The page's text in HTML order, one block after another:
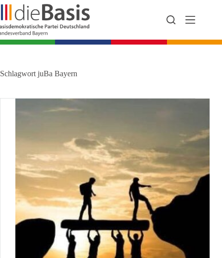
Zum
Inhalt
springen
Schlagwort juBa Bayern